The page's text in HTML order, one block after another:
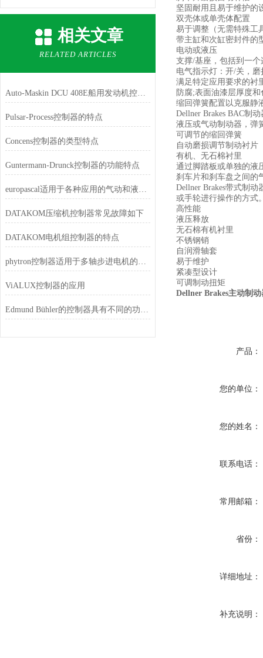
相关文章
RELATED ARTICLES
Auto‑Maskin DCU 408E船用发动机控制器工作原理与核心优势解析
Pulsar-Process控制器的特点
Concens控制器的类型特点
Guntermann-Drunck控制器的功能特点
europascal适用于各种应用的气动和液压压力控制器
DATAKOM压缩机控制器常见故障如下
DATAKOM电机组控制器的特点
phytron控制器适用于多轴步进电机的应用
ViALUX控制器的应用
Edmund Bühler的控制器具有不同的功能和特点
坚固耐用且易于维护的
双壳体或单壳体配置
易于调整（无需特殊工
带主缸和次缸密封件的
电动或液压
支撑/基座，包括到一
电气指示灯：开/关，磨
满足特定应用要求的衬
防腐;表面油漆层厚度
缩回弹簧配置以克服静
Dellner Brakes BAC制
液压或气动制动器，弹
可调节的缩回弹簧
自动磨损调节制动衬片
有机、无石棉衬里
通过脚踏板或单独的液
刹车片和刹车盘之间的
Dellner Brakes带式制
或手轮进行操作的方式
高性能
液压释放
无石棉有机衬里
不锈钢销
自润滑轴套
易于维护
紧凑型设计
可调制动扭矩
Dellner Brakes主动制
产品：
您的单位：
您的姓名：
联系电话：
常用邮箱：
省份：
详细地址：
补充说明：